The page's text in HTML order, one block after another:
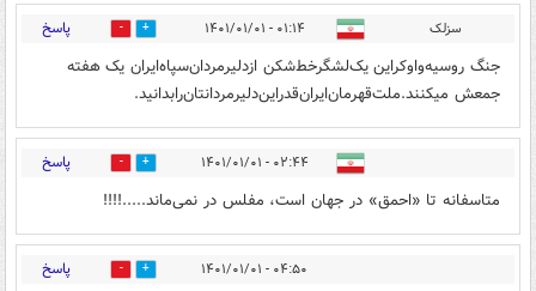
سزلک ۰۱:۱۴ - ۱۴۰۱/۰۱/۰۱ 0 پاسخ
جنگ‌ روسیه‌واوکراین یک‌لشگرخط‌شکن ازدلیرمردان‌سپاه‌ایران یک هفته
جمعش میکنند.ملت‌قهرمان‌ایران‌قدراین‌دلیرمردانتان‌رابدانید.
۰۲:۴۴ - ۱۴۰۱/۰۱/۰۱ 0 پاسخ
متاسفانه تا «احمق» در جهان است، مفلس در نمی‌ماند.....!!!!
۰۴:۵۰ - ۱۴۰۱/۰۱/۰۱ 1 پاسخ